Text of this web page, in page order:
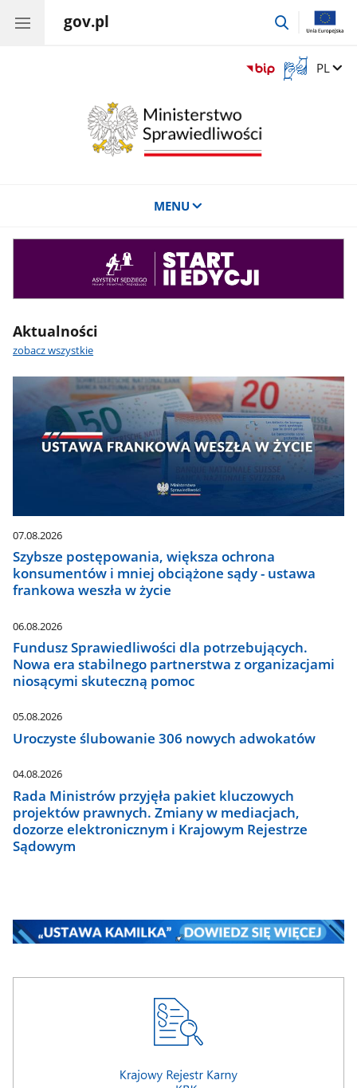
gov.pl
przejdź
Otwórz
okno
Zmień
PL
MENU
Aktualności
zobacz wszystkie
07.08.2026
Szybsze postępowania, większa ochrona
konsumentów i mniej obciążone sądy - ustawa
frankowa weszła w życie
06.08.2026
Fundusz Sprawiedliwości dla potrzebujących.
Nowa era stabilnego partnerstwa z organizacjami
niosącymi skuteczną pomoc
05.08.2026
Uroczyste ślubowanie 306 nowych adwokatów
04.08.2026
Rada Ministrów przyjęła pakiet kluczowych
projektów prawnych. Zmiany w mediacjach,
dozorze elektronicznym i Krajowym Rejestrze
Sądowym